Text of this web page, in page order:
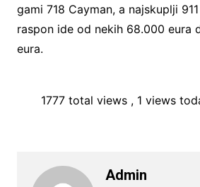
gami 718 Cayman, a najskuplji
raspon ide od nekih 68.000 eura
eura.
1777 total views , 1 views
Admin